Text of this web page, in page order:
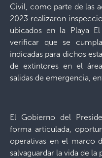
Civil, como parte de las
2023 realizaron
ubicados en la Playa
verificar que se
indicadas para dichos
de extintores en el
salidas de emergencia,
El Gobierno del
forma articulada,
operativas en el marco
salvaguardar la vida de la